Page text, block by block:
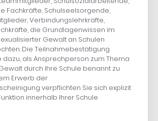
Fachkräfte, Schulseelsorgende,
Verbindungslehrkräfte,
die Grundlagenwissen im
Gewalt an Schulen
Die Teilnahmebestätigung
dazu, als Ansprechperson zum Thema
durch Ihre Schule benannt zu
Erwerb der
verpflichten Sie sich explizit
innerhalb Ihrer Schule